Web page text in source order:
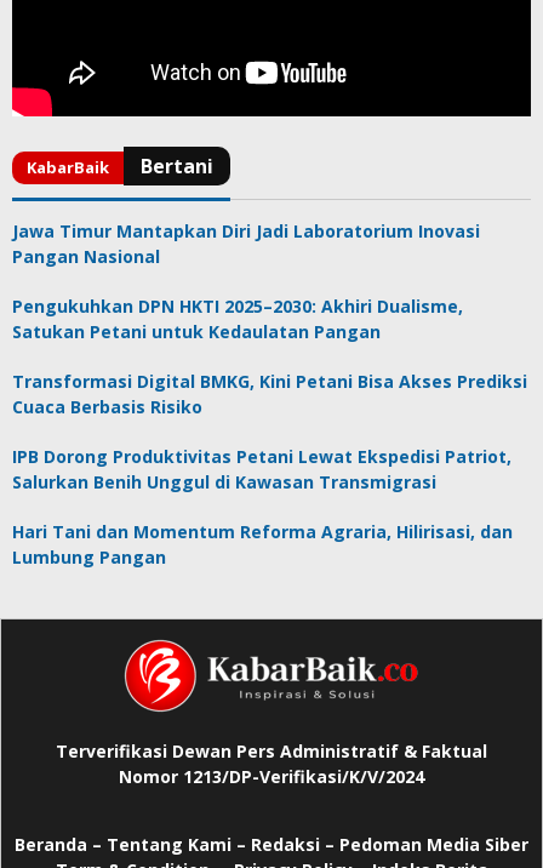
Jawa Timur Mantapkan Diri Jadi Laboratorium Inovasi
Pangan Nasional
Pengukuhkan DPN HKTI 2025–2030: Akhiri Dualisme,
Satukan Petani untuk Kedaulatan Pangan
Transformasi Digital BMKG, Kini Petani Bisa Akses Prediksi
Cuaca Berbasis Risiko
IPB Dorong Produktivitas Petani Lewat Ekspedisi Patriot,
Salurkan Benih Unggul di Kawasan Transmigrasi
Hari Tani dan Momentum Reforma Agraria, Hilirisasi, dan
Lumbung Pangan
Terverifikasi Dewan Pers Administratif & Faktual
Nomor 1213/DP-Verifikasi/K/V/2024
Beranda – Tentang Kami – Redaksi – Pedoman Media Siber